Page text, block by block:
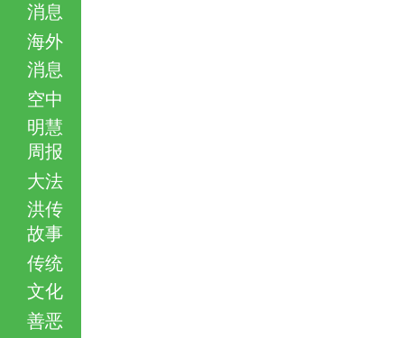
消息
海外
消息
空中
明慧
周报
大法
洪传
故事
传统
文化
善恶